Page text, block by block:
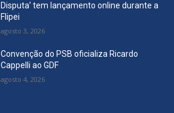
Disputa’ tem lançamento online durante a
Flipei
agosto 3, 2026
Convenção do PSB oficializa Ricardo
Cappelli ao GDF
agosto 4, 2026